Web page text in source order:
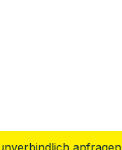
anfragen